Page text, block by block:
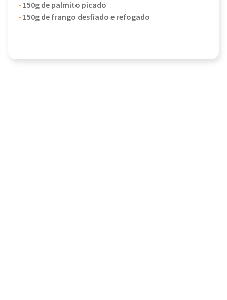
- 150g de palmito picado
- 150g de frango desfiado e refogado